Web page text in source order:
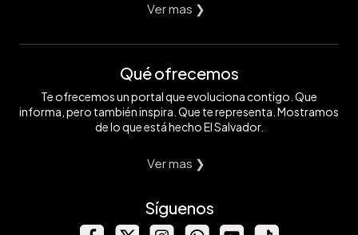
Ver mas ❯
Qué ofrecemos
Te ofrecemos un portal que evoluciona contigo. Que
informa, pero también inspira. Que te representa. Mostramos
de lo que está hecho El Salvador.
Ver mas ❯
Síguenos